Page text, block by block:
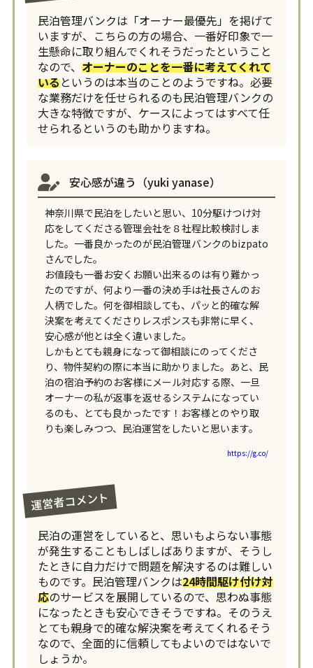
民泊管理バンクは「オーナー最優先」を掲げて
いますが、こちらの方の場合、一番好印象で一
生懸命に取り組んでくれそうだったということ
なので、 オーナーのことを一番に考えてくれて
いるというのは本当のことのようですね。必要
な業務だけを任せられるのも民泊管理バンクの
大きな特徴ですが、ケースによってはすべて任
せられるというのも助かりますね。
安心感が違う（yuki yanase）
神奈川県で民泊をしたいと思い、10分駆けつけ対
応をしてくださる管理会社を８社程比較検討しま
した。一番良かったのが民泊管理バンクのbizpato
さんでした。
お値段も一番お安くお願い出来るのは有り難かっ
たのですが、何より一番の決め手は社長さんのお
人柄でした。何を御相談しても、パッと的確な解
決案を考えてくださりレスポンスも非常に早く、
安心感が他とは全く違いました。
しかもとても親身になって御相談にのってくださ
り、物件契約の際に本当に助かりました。あと、民
泊の宿泊予約のお客様にメール対応する際、一旦
オーナーの私が返事を返せるシステムになってい
るのも、とても良かったです！お客様とのやり取
りも楽しみつつ、民泊運営をしたいと思います。
https://g.co/
運営者コメント
民泊の運営をしていると、思いもよらない事態
が発生することもしばしばありますが、そうし
たときに自力だけで問題を解決するのは難しい
ものです。民泊管理バンクは24時間駆け付け対
応のサービスを展開しているので、思わぬ事態
になったときも安心できそうですね。そのうえ
とても親身で的確な解決案を考えてくれるそう
なので、全面的に信頼してもよいのではないで
しょうか。